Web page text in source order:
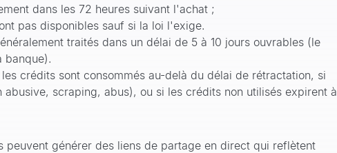
dans les 72 heures suivant l'achat ;
pas disponibles sauf si la loi l'exige.
traités dans un délai de 5 à 10 jours ouvrables (le
banque).
crédits sont consommés au-delà du délai de rétractation, si
scraping, abus), ou si les crédits non utilisés expirent à
peuvent générer des liens de partage en direct qui reflètent